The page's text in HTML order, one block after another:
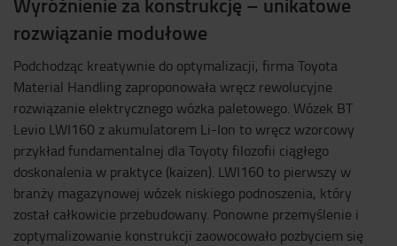
rozwiązanie modułowe
Podchodząc kreatywnie do optymalizacji, firma Toyota
Material Handling zaproponowała wręcz rewolucyjne
rozwiązanie elektrycznego wózka paletowego. Wózek BT
Levio LWI160 z akumulatorem Li-Ion to wręcz wzorcowy
przykład fundamentalnej dla Toyoty filozofii ciągłego
doskonalenia w praktyce (kaizen). LWI160 to pierwszy w
branży magazynowej wózek niskiego podnoszenia, który
został całkowicie przebudowany. Ponowne przemyślenie i
zoptymalizowanie konstrukcji zaowocowało pozbyciem się